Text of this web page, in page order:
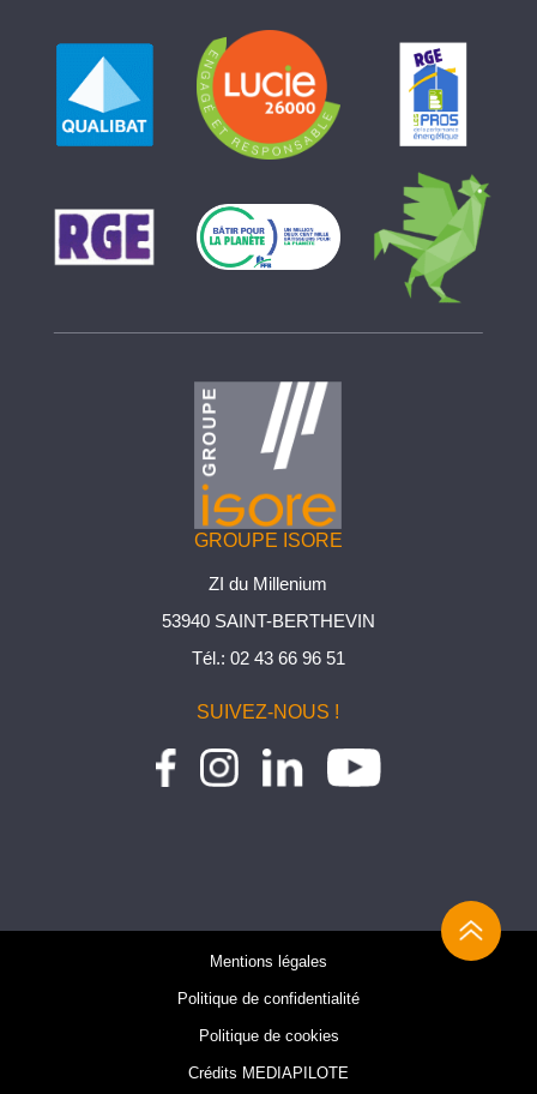
GROUPE ISORE
ZI du Millenium
53940 SAINT-BERTHEVIN
Tél.: 02 43 66 96 51
SUIVEZ-NOUS !
Mentions légales
Politique de confidentialité
Politique de cookies
Crédits MEDIAPILOTE